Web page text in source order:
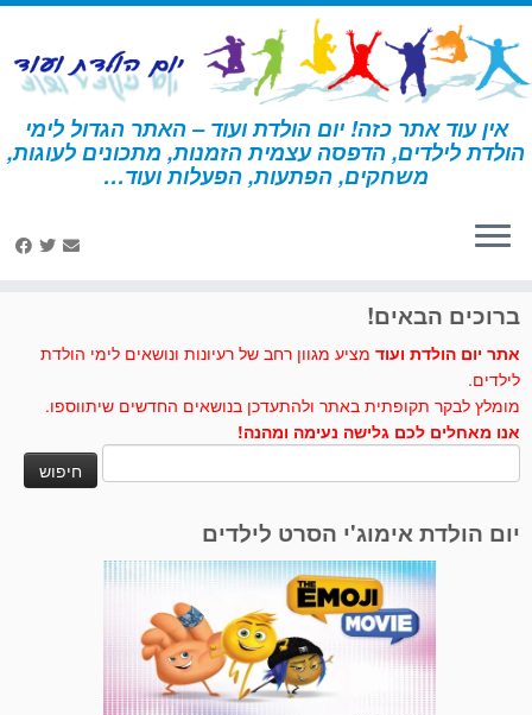
דלג
לתוכן
אין עוד אתר כזה! יום הולדת ועוד – האתר הגדול לימי
הולדת לילדים, הדפסה עצמית הזמנות, מתכונים לעוגות,
משחקים, הפתעות, הפעלות ועוד… דף הבית » אליס בארץ הפלאות » קבלת פנים וקישוטים אליס בארץ
לחצו לנו לייק בפייסבוק
ברוכים הבאים!
אתר יום הולדת ועוד מציע מגוון רחב של רעיונות ונושאים לימי הולדת
לילדים.
מומלץ לבקר תקופתית באתר ולהתעדכן בנושאים החדשים שיתווספו.
אנו מאחלים לכם גלישה נעימה ומהנה!
יום הולדת אימוג'י הסרט לילדים